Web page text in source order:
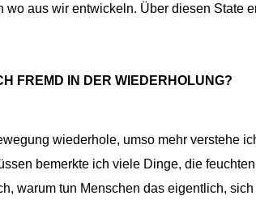
aus wir entwickeln. Über diesen State
FREMD IN DER WIEDERHOLUNG?
wiederhole, umso mehr verstehe
bemerkte ich viele Dinge, die
warum tun Menschen das eigentlich,